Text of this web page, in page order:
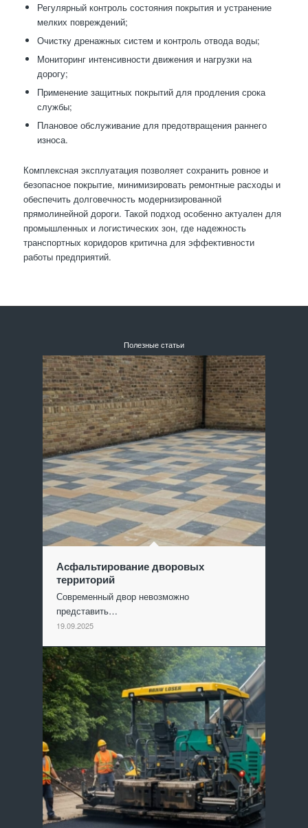
Регулярный контроль состояния покрытия и устранение
мелких повреждений;
Очистку дренажных систем и контроль отвода воды;
Мониторинг интенсивности движения и нагрузки на
дорогу;
Применение защитных покрытий для продления срока
службы;
Плановое обслуживание для предотвращения раннего
износа.
Комплексная эксплуатация позволяет сохранить ровное и
безопасное покрытие, минимизировать ремонтные расходы и
обеспечить долговечность модернизированной
прямолинейной дороги. Такой подход особенно актуален для
промышленных и логистических зон, где надежность
транспортных коридоров критична для эффективности
работы предприятий.
Полезные статьи
Асфальтирование дворовых
территорий
Современный двор невозможно
представить…
19.09.2025